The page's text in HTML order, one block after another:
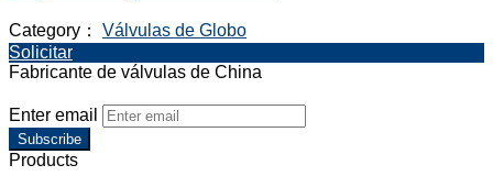
Category： Válvulas de Globo
Solicitar
Fabricante de válvulas de China
Enter email
Subscribe
Products